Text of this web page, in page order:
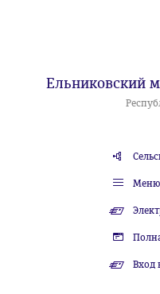
Ельниковский
Меню
Вход